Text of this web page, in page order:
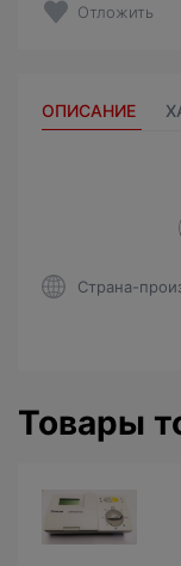
Отложить
ОПИСАНИЕ
Страна-
Товары